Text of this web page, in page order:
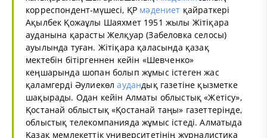
корреспондент-мүшесі, ҚР мәдениет қайраткері
Ақылбек Қожаұлы Шаяхмет 1951 жылы Жітіқара
ауданына қарасты Желқуар (Забеловка селосы)
ауылында туған. Жітіқара қаласында қазақ
мектебін бітіргеннен кейін «Шевченко»
кеңшарында шопан болып жұмыс істеген жас
қаламгерді Әулиекөлаудандық газетіне қызметке
шақырады. Одан кейін Алматы облыстық «Жетісу»,
Қостанай облыстық «Қостанай таңы» газеттерінде,
облыстық телекомпанияда жұмыс істеді. Алматыда
Қазақ мемлекеттік университетінің журналистика